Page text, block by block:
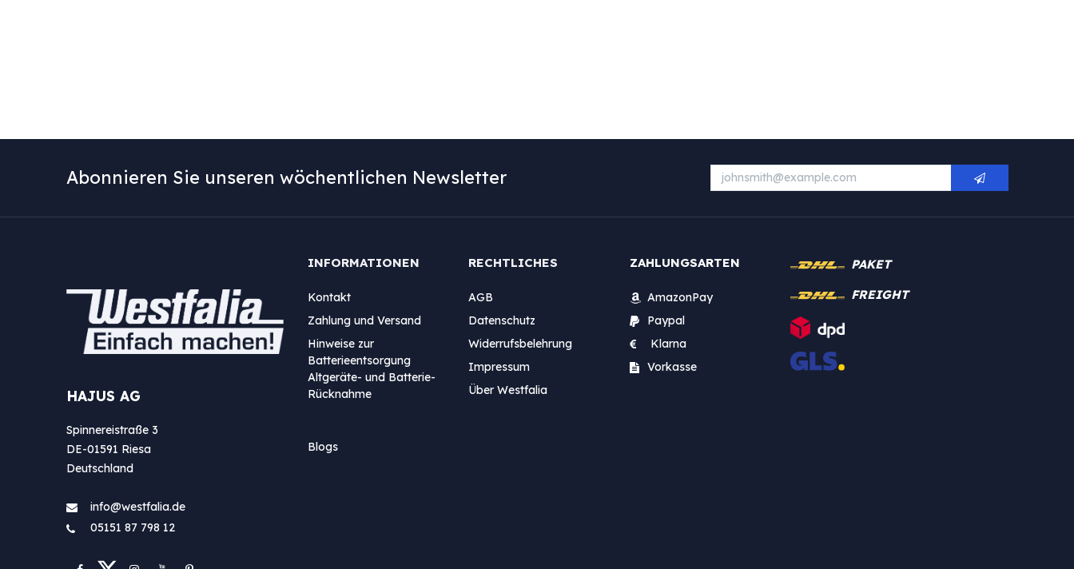
Abonnieren Sie unseren wöchentlichen Newsletter
HAJUS AG
Spinnereistraße 3
DE-01591 Riesa
Deutschland
info@westfa​lia.de
05151 87 798 12
INFORMATIONEN
Kontakt
Zahlung und Versand
Hinweise zur
Batterieentsorgung
Altgeräte- und Batterie-
Rücknahme
Blogs
RECHTLICHES
AGB
Datenschutz
Widerrufsbelehrung
Impressum
Über Westfalia
ZAHLUNGSARTEN
AmazonPay
Paypal
Klarna
Vorkasse
PAKET
FREIGHT